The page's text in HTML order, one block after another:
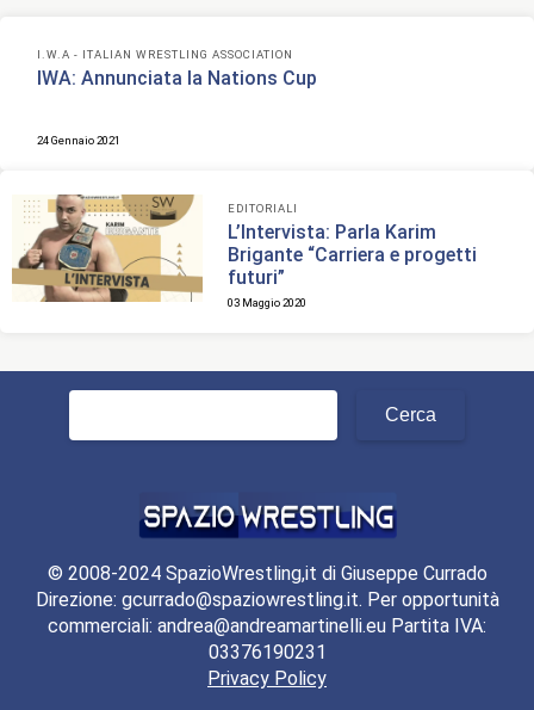
I.W.A - ITALIAN WRESTLING ASSOCIATION
IWA: Annunciata la Nations Cup
24 Gennaio 2021
EDITORIALI
L’Intervista: Parla Karim
Brigante “Carriera e progetti
futuri”
03 Maggio 2020
Ricerca
© 2008-2024 SpazioWrestling,it di Giuseppe Currado
Direzione: gcurrado@spaziowrestling.it. Per opportunità
commerciali: andrea@andreamartinelli.eu Partita IVA:
03376190231
Privacy Policy